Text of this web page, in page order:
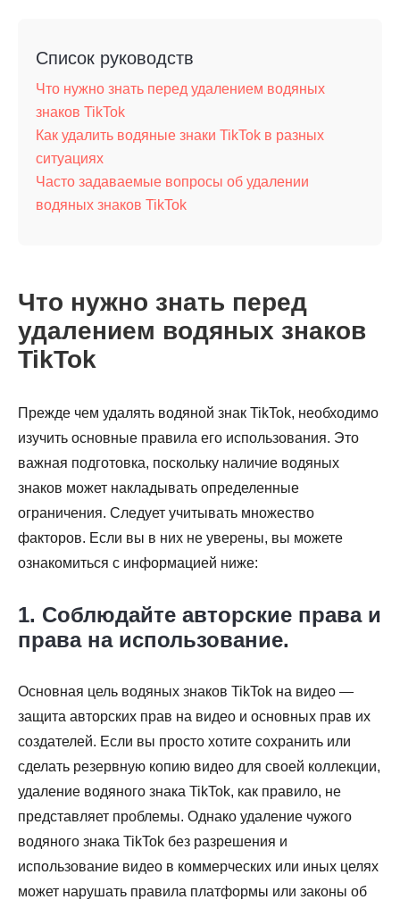
Список руководств
Что нужно знать перед удалением водяных
знаков TikTok
Как удалить водяные знаки TikTok в разных
ситуациях
Часто задаваемые вопросы об удалении
водяных знаков TikTok
Что нужно знать перед
удалением водяных знаков
TikTok
Прежде чем удалять водяной знак TikTok, необходимо
изучить основные правила его использования. Это
важная подготовка, поскольку наличие водяных
знаков может накладывать определенные
ограничения. Следует учитывать множество
факторов. Если вы в них не уверены, вы можете
ознакомиться с информацией ниже:
1. Соблюдайте авторские права и
права на использование.
Основная цель водяных знаков TikTok на видео —
защита авторских прав на видео и основных прав их
создателей. Если вы просто хотите сохранить или
сделать резервную копию видео для своей коллекции,
удаление водяного знака TikTok, как правило, не
представляет проблемы. Однако удаление чужого
водяного знака TikTok без разрешения и
использование видео в коммерческих или иных целях
может нарушать правила платформы или законы об